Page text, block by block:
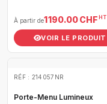
À partir de1 190.00 CHF HT
VOIR LE PRODUIT
RÉF : 214057NR
Porte-Menu Lumineux